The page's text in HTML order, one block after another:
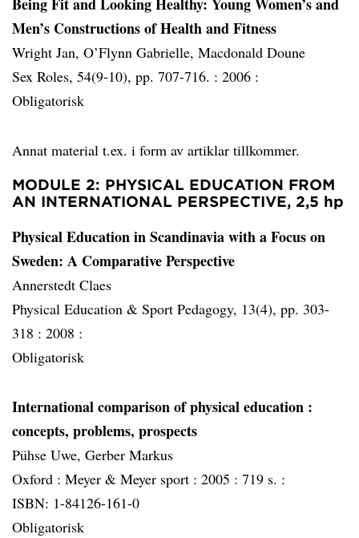
Men’s Constructions of Health and Fitness
Wright Jan, O’Flynn Gabrielle, Macdonald Doune
Sex Roles, 54(9-10), pp. 707-716. : 2006 :
Obligatorisk
Annat material t.ex. i form av artiklar tillkommer.
MODULE 2: PHYSICAL EDUCATION FROM
AN INTERNATIONAL PERSPECTIVE, 2,5 hp
Physical Education in Scandinavia with a Focus on
Sweden: A Comparative Perspective
Annerstedt Claes
Physical Education & Sport Pedagogy, 13(4), pp. 303-
318 : 2008 :
Obligatorisk
International comparison of physical education :
concepts, problems, prospects
Pühse Uwe, Gerber Markus
Oxford : Meyer & Meyer sport : 2005 : 719 s. :
ISBN: 1-84126-161-0
Obligatorisk